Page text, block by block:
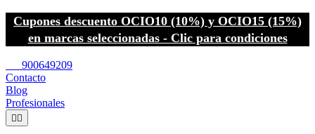
Cupones descuento OCIO10 (10%) y OCIO15 (15%)
en marcas seleccionadas - Clic para condiciones
900649209
Contacto
Blog
Profesionales
 